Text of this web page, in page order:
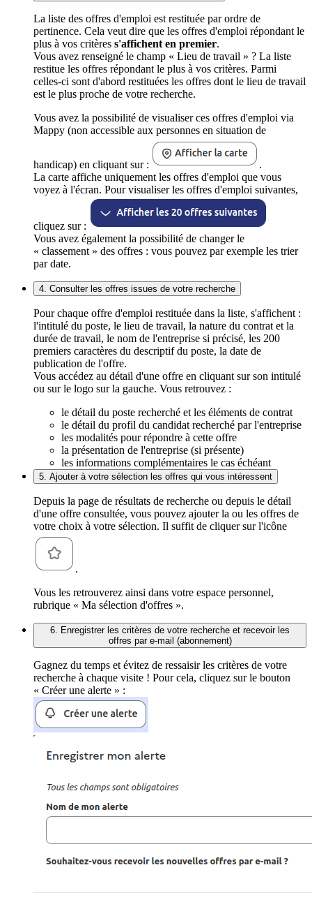
La liste des offres d'emploi est restituée par ordre de
pertinence. Cela veut dire que les offres d'emploi répondant le
plus à vos critères s'affichent en premier.
Vous avez renseigné le champ « Lieu de travail » ? La liste
restitue les offres répondant le plus à vos critères. Parmi
celles-ci sont d'abord restituées les offres dont le lieu de travail
est le plus proche de votre recherche.
Vous avez la possibilité de visualiser ces offres d'emploi via
Mappy (non accessible aux personnes en situation de
handicap) en cliquant sur :
.
La carte affiche uniquement les offres d'emploi que vous
voyez à l'écran. Pour visualiser les offres d'emploi suivantes,
cliquez sur :
Vous avez également la possibilité de changer le
« classement » des offres : vous pouvez par exemple les trier
par date.
4. Consulter les offres issues de votre recherche
Pour chaque offre d'emploi restituée dans la liste, s'affichent :
l'intitulé du poste, le lieu de travail, la nature du contrat et la
durée de travail, le nom de l'entreprise si précisé, les 200
premiers caractères du descriptif du poste, la date de
publication de l'offre.
Vous accédez au détail d'une offre en cliquant sur son intitulé
ou sur le logo sur la gauche. Vous retrouvez :
le détail du poste recherché et les éléments de contrat
le détail du profil du candidat recherché par l'entreprise
les modalités pour répondre à cette offre
la présentation de l'entreprise (si présente)
les informations complémentaires le cas échéant
5. Ajouter à votre sélection les offres qui vous intéressent
Depuis la page de résultats de recherche ou depuis le détail
d'une offre consultée, vous pouvez ajouter la ou les offres de
votre choix à votre sélection. Il suffit de cliquer sur l'icône
.
Vous les retrouverez ainsi dans votre espace personnel,
rubrique « Ma sélection d'offres ».
6. Enregistrer les critères de votre recherche et recevoir les
offres par e-mail (abonnement)
Gagnez du temps et évitez de ressaisir les critères de votre
recherche à chaque visite ! Pour cela, cliquez sur le bouton
« Créer une alerte » :